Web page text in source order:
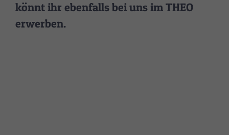
könnt ihr ebenfalls bei uns im THEO
erwerben.